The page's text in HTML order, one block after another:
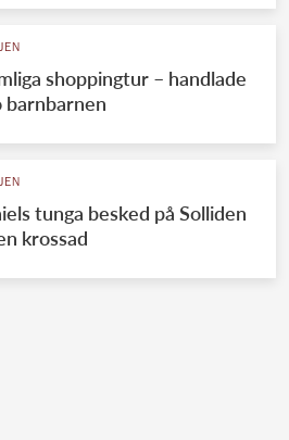
shoppingtur – handlade
barnbarnen
tunga besked på Solliden
krossad